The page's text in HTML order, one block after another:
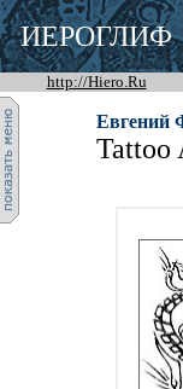
ИЕРОГЛИФ
http://Hiero.Ru
Евгений
Tattoo